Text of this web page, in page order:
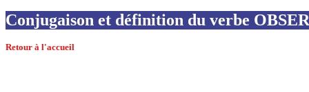
Conjugaison et définition du verbe
Retour à l'accueil